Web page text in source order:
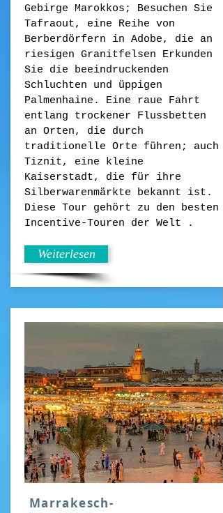
Gebirge Marokkos; Besuchen Sie
Tafraout, eine Reihe von
Berberdörfern in Adobe, die an
riesigen Granitfelsen Erkunden
Sie die beeindruckenden
Schluchten und üppigen
Palmenhaine. Eine raue Fahrt
entlang trockener Flussbetten
an Orten, die durch
traditionelle Orte führen; auch
Tiznit, eine kleine
Kaiserstadt, die für ihre
Silberwarenmärkte bekannt ist.
Diese Tour gehört zu den besten
Incentive-Touren der Welt .
Weiterlesen
Marrakesch-